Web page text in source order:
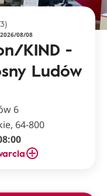
KIND -
Ludów
08/08
6
64-800